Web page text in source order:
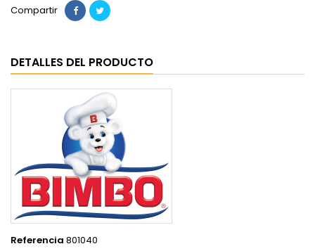
Compartir
DETALLES DEL PRODUCTO
Referencia 801040